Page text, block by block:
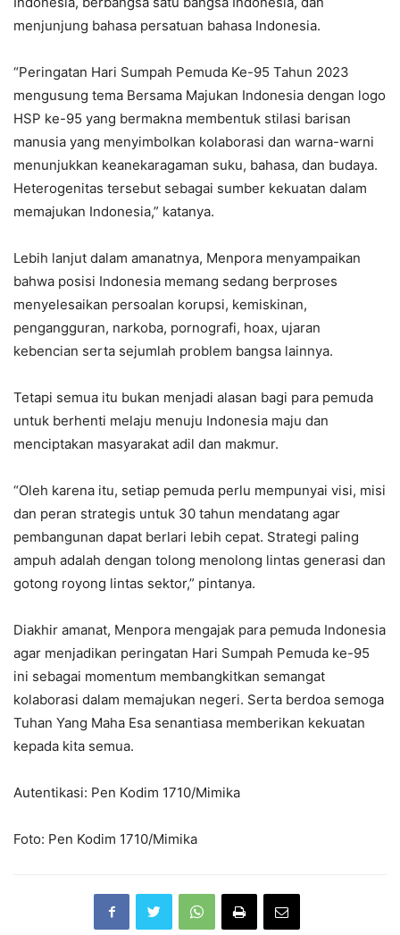
menjunjung bahasa persatuan bahasa Indonesia.
“Peringatan Hari Sumpah Pemuda Ke-95 Tahun 2023
mengusung tema Bersama Majukan Indonesia dengan logo
HSP ke-95 yang bermakna membentuk stilasi barisan
manusia yang menyimbolkan kolaborasi dan warna-warni
menunjukkan keanekaragaman suku, bahasa, dan budaya.
Heterogenitas tersebut sebagai sumber kekuatan dalam
memajukan Indonesia,” katanya.
Lebih lanjut dalam amanatnya, Menpora menyampaikan
bahwa posisi Indonesia memang sedang berproses
menyelesaikan persoalan korupsi, kemiskinan,
pengangguran, narkoba, pornografi, hoax, ujaran
kebencian serta sejumlah problem bangsa lainnya.
Tetapi semua itu bukan menjadi alasan bagi para pemuda
untuk berhenti melaju menuju Indonesia maju dan
menciptakan masyarakat adil dan makmur.
“Oleh karena itu, setiap pemuda perlu mempunyai visi, misi
dan peran strategis untuk 30 tahun mendatang agar
pembangunan dapat berlari lebih cepat. Strategi paling
ampuh adalah dengan tolong menolong lintas generasi dan
gotong royong lintas sektor,” pintanya.
Diakhir amanat, Menpora mengajak para pemuda Indonesia
agar menjadikan peringatan Hari Sumpah Pemuda ke-95
ini sebagai momentum membangkitkan semangat
kolaborasi dalam memajukan negeri. Serta berdoa semoga
Tuhan Yang Maha Esa senantiasa memberikan kekuatan
kepada kita semua.
Autentikasi: Pen Kodim 1710/Mimika
Foto: Pen Kodim 1710/Mimika